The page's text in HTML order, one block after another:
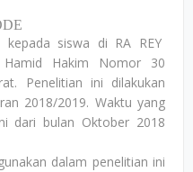
kepada siswa di RA REY
Hakim Nomor 30
Penelitian ini dilakukan
2018/2019. Waktu yang
dari bulan Oktober 2018
dalam penelitian ini